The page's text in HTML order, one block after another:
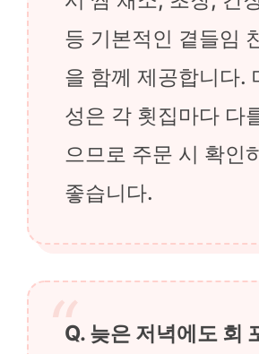
등 기본적인 곁들임
을 함께 제공합니다.
성은 각 횟집마다 다
으므로 주문 시 확인
좋습니다.
Q. 늦은 저녁에도 회